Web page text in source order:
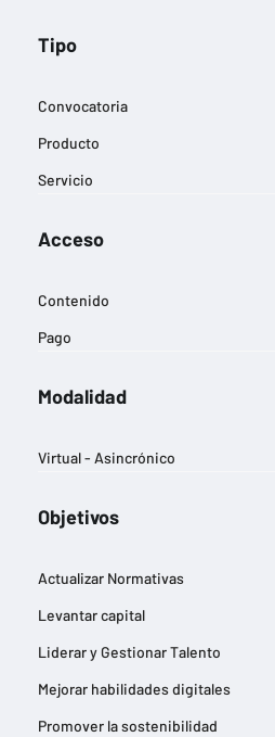
Tipo
Convocatoria
Producto
Servicio
Acceso
Contenido
Pago
Modalidad
Virtual - Asincrónico
Objetivos
Actualizar Normativas
Levantar capital
Liderar y Gestionar Talento
Mejorar habilidades digitales
Promover la sostenibilidad